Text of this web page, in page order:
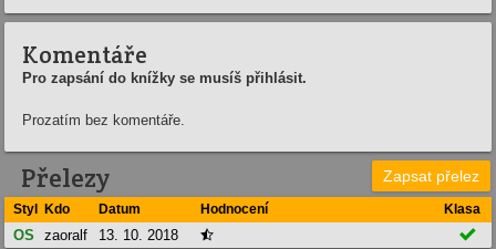
Komentáře
Pro zapsání do knížky se musíš přihlásit.
Prozatím bez komentáře.
Přelezy Zapsat přelez
Styl Kdo Datum Hodnocení Klasa
OS zaoralf 13. 10. 2018  